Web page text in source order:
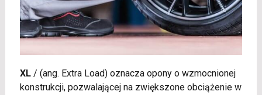
XL/ (ang. Extra Load) oznacza opony o wzmocnionej
konstrukcji, pozwalającej na zwiększone obciążenie w